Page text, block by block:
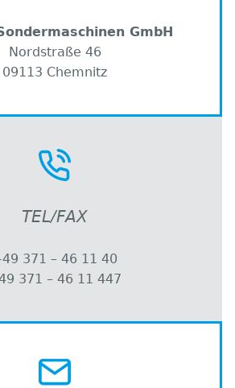
GmbH
Nordstraße 46
09113 Chemnitz
TEL/FAX
371 – 46 11 40
371 – 46 11 447